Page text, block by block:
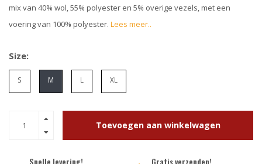
mix van 40% wol, 55% polyester en 5% overige vezels, met een
voering van 100% polyester. Lees meer..
Size:
S M L XL
Toevoegen aan winkelwagen
Snelle levering! Gratis verzenden!